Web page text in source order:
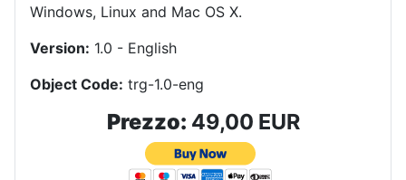
Windows, Linux and Mac OS X.
Version: 1.0 - English
Object Code: trg-1.0-eng
Prezzo: 49,00 EUR